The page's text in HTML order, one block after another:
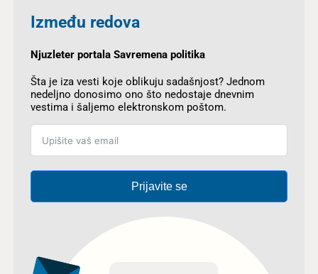
Između redova
Njuzleter portala Savremena politika
Šta je iza vesti koje oblikuju sadašnjost? Jednom
nedeljno donosimo ono što nedostaje dnevnim
vestima i šaljemo elektronskom poštom.
Prijavite se